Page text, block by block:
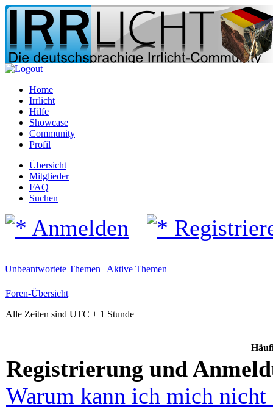
Home
Irrlicht
Hilfe
Showcase
Community
Profil
Übersicht
Mitglieder
FAQ
Suchen
Anmelden
Unbeantwortete Themen | Aktive Themen
Foren-Übersicht
Alle Zeiten sind UTC + 1 Stunde
Registrierung und
Warum kann ich mich nicht